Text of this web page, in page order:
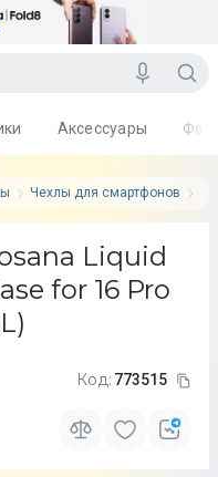
Чехлы для смартфонов
Аксессуары
Liquid
for 16 Pro
Код: 773515